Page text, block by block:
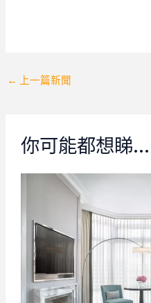
Post
← 上一篇新聞
你可能都想睇…